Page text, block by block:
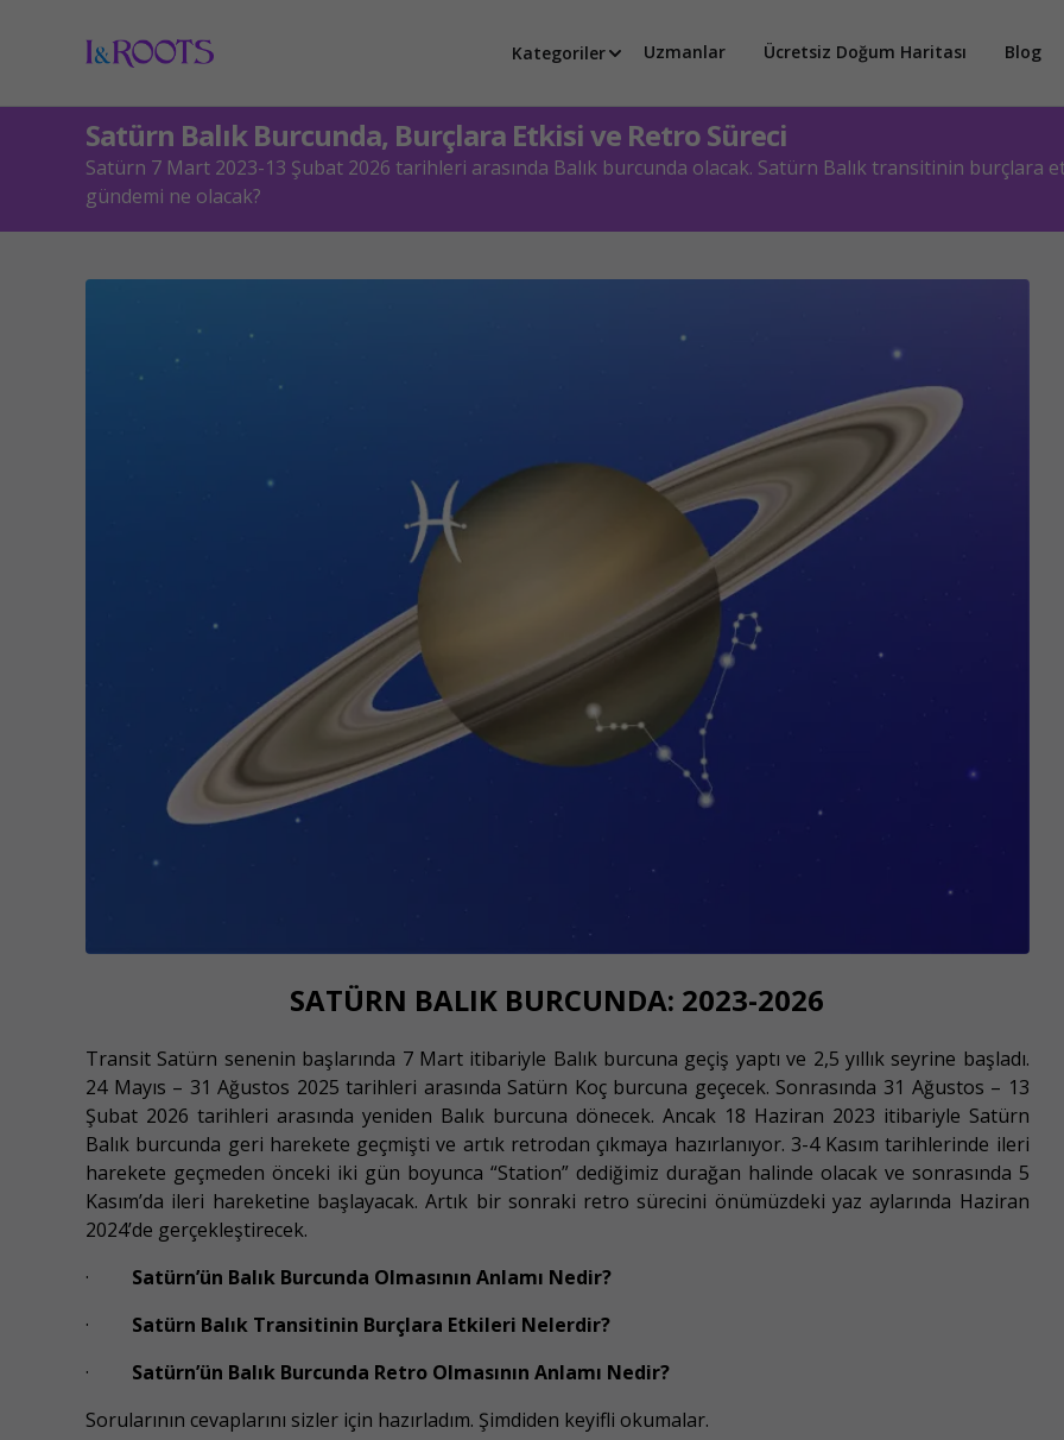
Kategoriler Uzmanlar Ücretsiz Doğum Haritası Blog
Satürn Balık Burcunda, Burçlara Etkisi ve Retro Süreci
Satürn 7 Mart 2023-13 Şubat 2026 tarihleri arasında Balık burcunda olacak. Satürn Balık transitinin burçlara
gündemi ne olacak?
SATÜRN BALIK BURCUNDA: 2023-2026
Transit Satürn senenin başlarında 7 Mart itibariyle Balık burcuna geçiş yaptı ve 2,5 yıllık seyrine başladı.
24 Mayıs – 31 Ağustos 2025 tarihleri arasında Satürn Koç burcuna geçecek. Sonrasında 31 Ağustos – 13
Şubat 2026 tarihleri arasında yeniden Balık burcuna dönecek. Ancak 18 Haziran 2023 itibariyle Satürn
Balık burcunda geri harekete geçmişti ve artık retrodan çıkmaya hazırlanıyor. 3-4 Kasım tarihlerinde ileri
harekete geçmeden önceki iki gün boyunca “Station” dediğimiz durağan halinde olacak ve sonrasında 5
Kasım’da ileri hareketine başlayacak. Artık bir sonraki retro sürecini önümüzdeki yaz aylarında Haziran
2024’de gerçekleştirecek.
· Satürn’ün Balık Burcunda Olmasının Anlamı Nedir?
· Satürn Balık Transitinin Burçlara Etkileri Nelerdir?
· Satürn’ün Balık Burcunda Retro Olmasının Anlamı Nedir?
Sorularının cevaplarını sizler için hazırladım. Şimdiden keyifli okumalar.